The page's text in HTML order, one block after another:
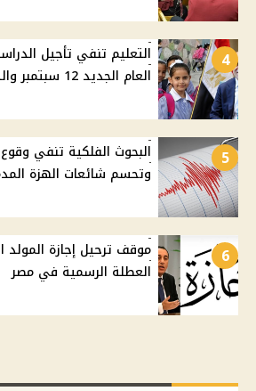
4
التعليم تنفي تأجيل
العام الجديد 12 سبتمبر والدولية 6 سبتمبر
5
البحوث الفلكية تنفي
وتحسم شائعات الهزة
6
العطلة الرسمية في مصر